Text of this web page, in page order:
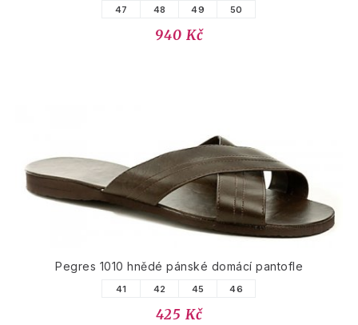
47 48 49 50
940 Kč
Pegres 1010 hnědé pánské domácí pantofle
41 42 45 46
425 Kč